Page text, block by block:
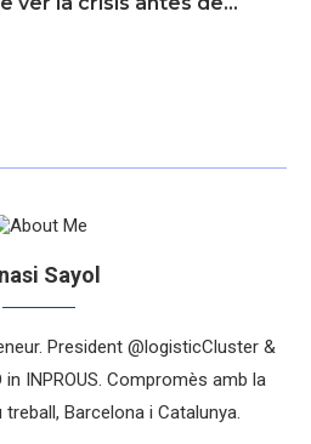
Sayol
President @logisticCluster &
in INPROUS. Compromès amb la
Barcelona i Catalunya.